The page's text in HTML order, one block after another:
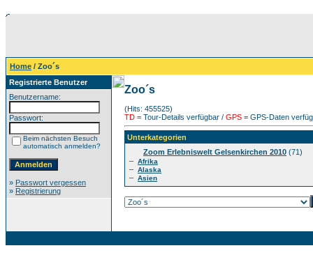
Home / Zoo´s
Registrierte Benutzer
Benutzername:
Passwort:
Beim nächsten Besuch
automatisch anmelden?
» Passwort vergessen
» Registrierung
Zoo´s
(Hits: 455525)
TD = Tour-Details verfügbar / GPS = GPS-Daten
Unterkategorien
Zoom Erlebniswelt Gelsenkirchen 2010 (71)
– Afrika
– Alaska
– Asien